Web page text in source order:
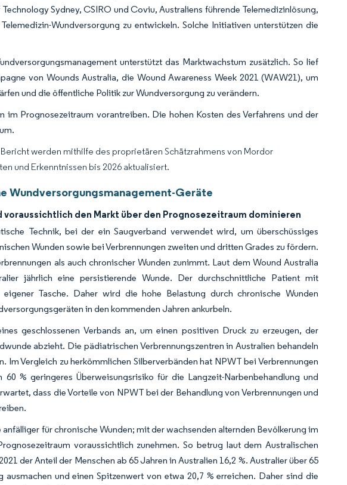
Sydney, CSIRO und Coviu, Australiens führende Telemedizinlösung,
Wundversorgung zu entwickeln. Solche Initiativen unterstützen die
unterstützt das Marktwachstum zusätzlich. So lief
von Wounds Australia, die Wound Awareness Week 2021 (WAW21), um
und die öffentliche Politik zur Wundversorgung zu verändern.
Prognosezeitraum vorantreiben. Die hohen Kosten des Verfahrens und der
werden mithilfe des proprietären Schätzrahmens von Mordor
und Erkenntnissen bis 2026 aktualisiert.
Wundversorgungsmanagement-Geräte
den Markt über den Prognosezeitraum dominieren
Technik, bei der ein Saugverband verwendet wird, um überschüssiges
Wunden sowie bei Verbrennungen zweiten und dritten Grades zu fördern.
als auch chronischer Wunden zunimmt. Laut dem Wound Australia
jährlich eine persistierende Wunde. Der durchschnittliche Patient mit
Tasche. Daher wird die hohe Belastung durch chronische Wunden
in den kommenden Jahren ankurbeln.
geschlossenen Verbands an, um einen positiven Druck zu erzeugen, der
abzieht. Die pädiatrischen Verbrennungszentren in Australien behandeln
Im Vergleich zu herkömmlichen Silberverbänden hat NPWT bei Verbrennungen
% geringeres Überweisungsrisiko für die Langzeit-Narbenbehandlung und
dass die Vorteile von NPWT bei der Behandlung von Verbrennungen und
für chronische Wunden; mit der wachsenden alternden Bevölkerung im
voraussichtlich zunehmen. So betrug laut dem Australischen
der Anteil der Menschen ab 65 Jahren in Australien 16,2 %. Australier über 65
und einen Spitzenwert von etwa 20,7 % erreichen. Daher sind die